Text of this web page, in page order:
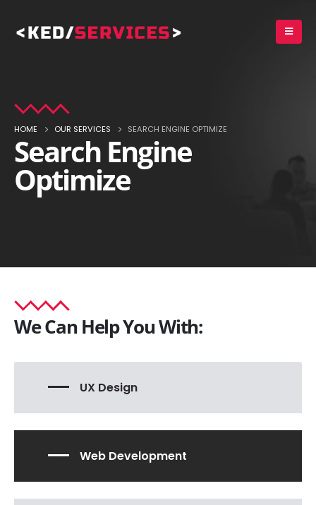
HOME OUR SERVICES SEARCH ENGINE OPTIMIZE
Search Engine
Optimize
We Can Help You With:
UX Design
Web Development